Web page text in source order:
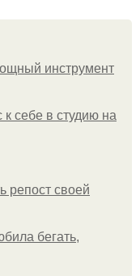
инструмент
себе в студию на
репост своей
бегать,